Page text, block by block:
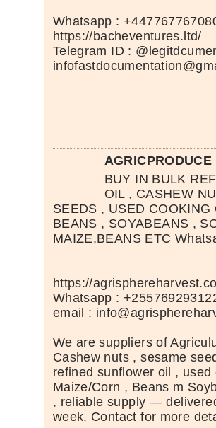
Whatsapp :
https://bacheventures.ltd/
Telegram ID :
AGRICPRODUCE
BUY IN BULK
OIL , CASHEW
SEEDS , USED COOKING
BEANS , SOYABEANS ,
MAIZE,BEANS ETC
https://
Whatsapp :
email :
We are suppliers of
Cashew nuts , sesame
refined sunflower oil , used
Maize/Corn , Beans m
, reliable supply —
week. Contact for more